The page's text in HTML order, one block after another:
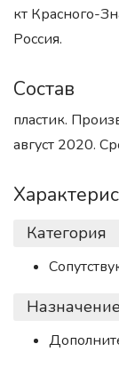
кт Красного-
Россия.
Состав
пластик.
август 2020.
Категория
Назначение